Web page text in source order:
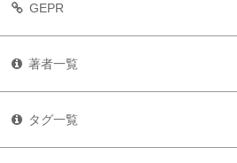
GEPR
著者一覧
タグ一覧